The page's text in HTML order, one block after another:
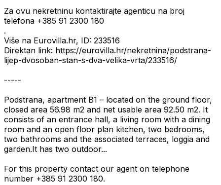
Za ovu nekretninu kontaktirajte agenticu na broj
telefona +385 91 2300 180
.
Više na Eurovilla.hr, ID: 233516
Direktan link: https://eurovilla.hr/nekretnina/podstrana-
lijep-dvosoban-stan-s-dva-velika-vrta/233516/
-----
Podstrana, apartment B1 – located on the ground floor,
closed area 56.98 m2 and net usable area 92.50 m2. It
consists of an entrance hall, a living room with a dining
room and an open floor plan kitchen, two bedrooms,
two bathrooms and the associated terraces, loggia and
garden.It has two outdoor...
For this property contact our agent on telephone
number +385 91 2300 180.